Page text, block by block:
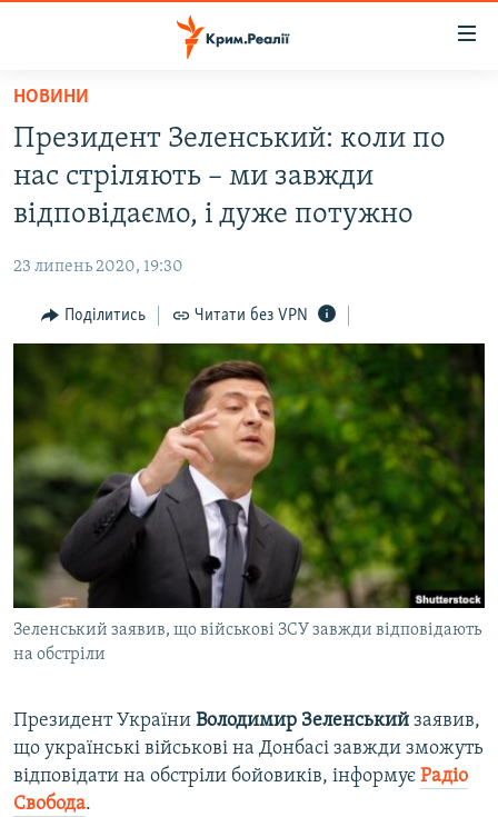
Перейти
основного
матеріалу
Перейти
до
основної
Перейти
до
пошуку
ВОДА.КРИМ
ВІДЕО ТА ФОТО
БЛОГИ
ПОГЛЯД
ВСЕ ЗА ДЕНЬ
СПЕЦПРОЕКТИ
ДЕПОРТАЦІЯ
ВІДЕОУРОКИ «ELIFBE»
СВІДЧЕННЯ ОКУПАЦІЇ
УКРАЇНСЬКА ПРОБЛЕМА КРИМУ
ІНФОГРАФІКА
ЯК ОБІЙТИ БЛОКУВАННЯ
Русский
Qırımtatar
ДОЛУЧАЙСЯ!
Усі сайти RFE/RL
НОВИНИ
Президент Зеленський: коли по
нас стріляють – ми завжди
відповідаємо, і дуже потужно
23 липень 2020, 19:30
Поділитись Читати без VPN
Зеленський заявив, що військові ЗСУ завжди відповідають
на обстріли
Президент України Володимир Зеленський заявив,
що українські військові на Донбасі завжди зможуть
відповідати на обстріли бойовиків, інформує Радіо
Свобода.